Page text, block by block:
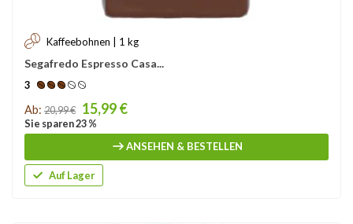
Kaffeebohnen | 1 kg
Segafredo Espresso Casa...
3
Price
Ab: 20,99 € 15,99 €
Sie sparen 23 %
ANSEHEN & BESTELLEN
Auf Lager